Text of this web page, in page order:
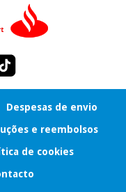
Despesas de envio
e reembolsos
de cookies